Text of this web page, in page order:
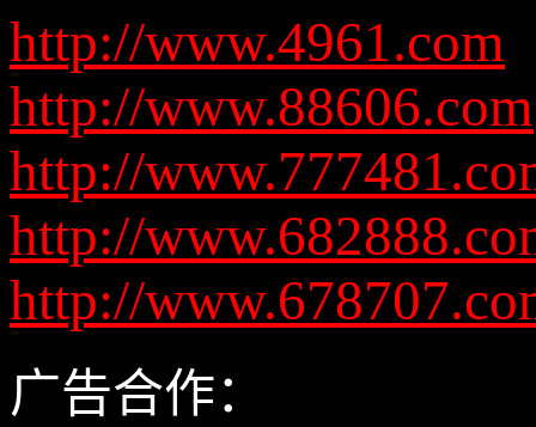
http://www.4961.com
http://www.88606.com
http://
http://
http://
广告合作：